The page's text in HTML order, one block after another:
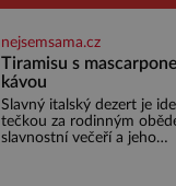
nejsemsama.cz
Tiramisu s
kávou
Slavný italský dezert je
tečkou za rodinným
slavnostní večeří a jeho